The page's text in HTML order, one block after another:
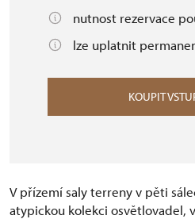
nutnost rezervace
lze uplatnit
KOUPIT
V přízemí saly terreny v pěti
atypickou kolekci osvětlovadel,